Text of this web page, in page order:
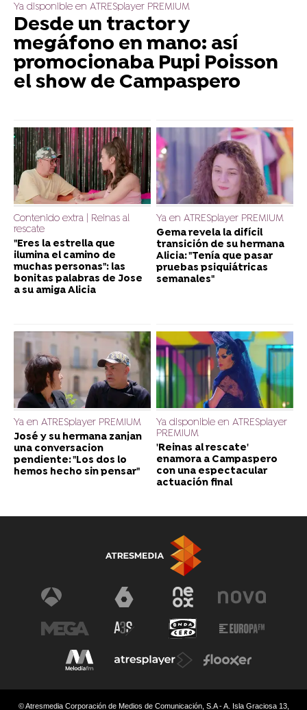
Ya disponible en ATRESplayer PREMIUM
Desde un tractor y
megáfono en mano: así
promocionaba Pupi Poisson
el show de Campaspero
Contenido extra | Reinas al
rescate
"Eres la estrella que
ilumina el camino de
muchas personas": las
bonitas palabras de Jose
a su amiga Alicia
Ya en ATRESplayer PREMIUM
Gema revela la difícil
transición de su hermana
Alicia: "Tenía que pasar
pruebas psiquiátricas
semanales"
Ya en ATRESplayer PREMIUM
José y su hermana zanjan
una conversacion
pendiente: "Los dos lo
hemos hecho sin pensar"
Ya disponible en ATRESplayer
PREMIUM
'Reinas al rescate'
enamora a Campaspero
con una espectacular
actuación final
© Atresmedia Corporación de Medios de Comunicación, S.A - A. Isla Graciosa 13,